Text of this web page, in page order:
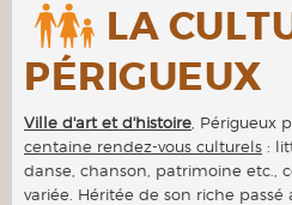
LA
PÉRIGUEUX
Ville d'art et d'histoire , Périgueux
centaine rendez-vous culturels :
danse, chanson, patrimoine etc.,
variée. Héritée de son riche